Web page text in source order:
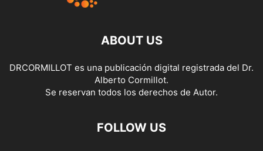
ABOUT US
DRCORMILLOT es una publicación digital registrada del Dr.
Alberto Cormillot.
Se reservan todos los derechos de Autor.
FOLLOW US